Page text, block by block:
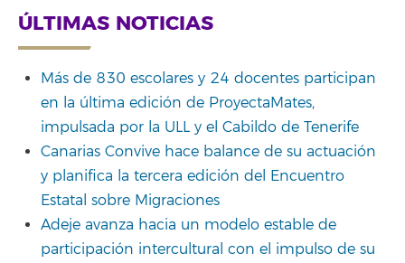
ÚLTIMAS NOTICIAS
Más de 830 escolares y 24 docentes participan
en la última edición de ProyectaMates,
impulsada por la ULL y el Cabildo de Tenerife
Canarias Convive hace balance de su actuación
y planifica la tercera edición del Encuentro
Estatal sobre Migraciones
Adeje avanza hacia un modelo estable de
participación intercultural con el impulso de su